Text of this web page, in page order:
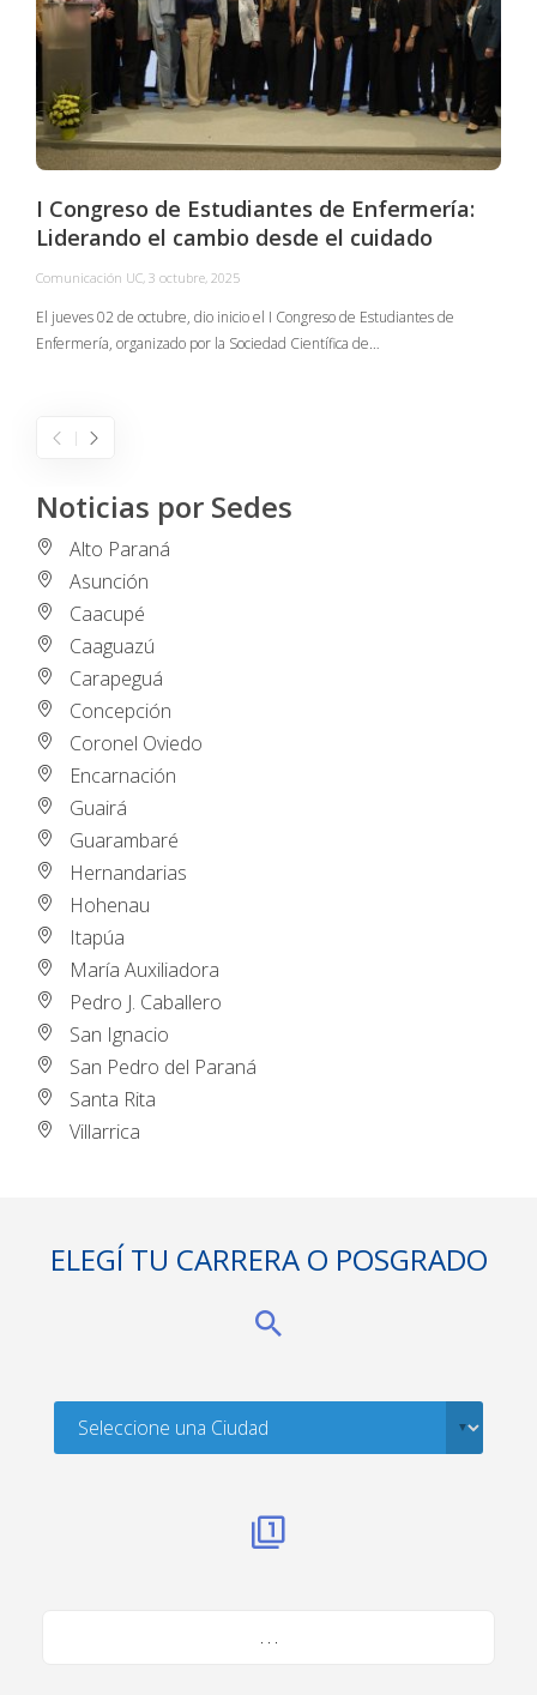
I Congreso de Estudiantes de Enfermería:
Liderando el cambio desde el cuidado
Comunicación UC, 3 octubre, 2025
El jueves 02 de octubre, dio inicio el I Congreso de Estudiantes de
Enfermería, organizado por la Sociedad Científica de…
Noticias por Sedes
Alto Paraná
Asunción
Caacupé
Caaguazú
Carapeguá
Concepción
Coronel Oviedo
Encarnación
Guairá
Guarambaré
Hernandarias
Hohenau
Itapúa
María Auxiliadora
Pedro J. Caballero
San Ignacio
San Pedro del Paraná
Santa Rita
Villarrica
ELEGÍ TU CARRERA O POSGRADO